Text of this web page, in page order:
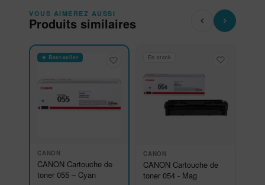
VOUS AIMEREZ AUSSI
Produits similaires
★ Best-seller
CANON
CANON Cartouche de
toner 055 – Cyan
En stock
CANON
CANON Cartouche de
toner 054 - Mag